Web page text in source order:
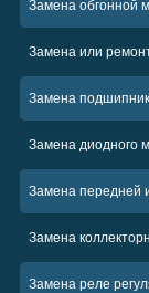
Замена обгонной
Замена или
Замена
Замена диодного
Замена передней
Замена
Замена реле